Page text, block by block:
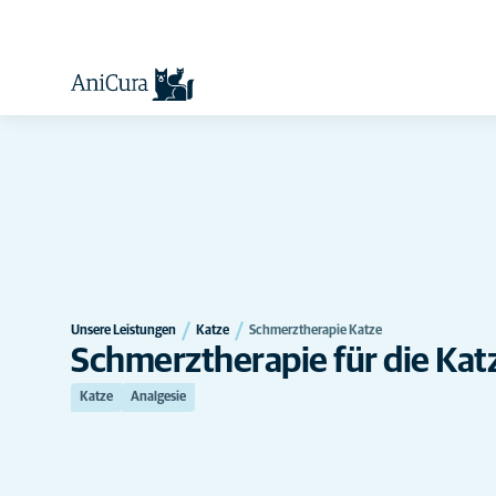
Unsere Leistungen Katze Schmerztherapie Katze
Schmerztherapie für die
Katze Analgesie